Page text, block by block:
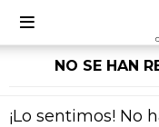

NO SE HAN
¡Lo sentimos! No